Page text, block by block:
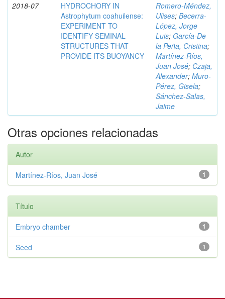
2018-07
HYDROCHORY IN
Astrophytum coahuilense:
EXPERIMENT TO
IDENTIFY SEMINAL
STRUCTURES THAT
PROVIDE ITS BUOYANCY
Romero-Méndez,
Ulises; Becerra-
López, Jorge
Luis; García-De
la Peña, Cristina;
Martínez-Ríos,
Juan José; Czaja,
Alexander; Muro-
Pérez, Gisela;
Sánchez-Salas,
Jaime
Otras opciones relacionadas
Autor
1
Martínez-Ríos, Juan José
Título
1
Embryo chamber
1
Seed